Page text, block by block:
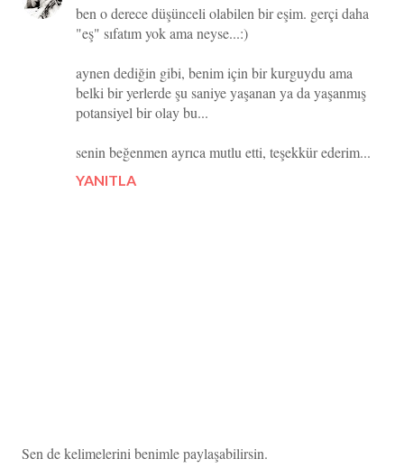
ben o derece düşünceli olabilen bir eşim. gerçi daha
"eş" sıfatım yok ama neyse...:)
aynen dediğin gibi, benim için bir kurguydu ama
belki bir yerlerde şu saniye yaşanan ya da yaşanmış
potansiyel bir olay bu...
senin beğenmen ayrıca mutlu etti, teşekkür ederim...
YANITLA
Y
Sen de kelimelerini benimle paylaşabilirsin.